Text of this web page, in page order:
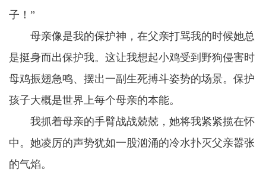
子！”
母亲像是我的保护神，在父亲打骂我的时候她总
是挺身而出保护我。这让我想起小鸡受到野狗侵害时
母鸡振翅急鸣、摆出一副生死搏斗姿势的场景。保护
孩子大概是世界上每个母亲的本能。
我抓着母亲的手臂战战兢兢，她将我紧紧揽在怀
中。她凌厉的声势犹如一股汹涌的冷水扑灭父亲嚣张
的气焰。